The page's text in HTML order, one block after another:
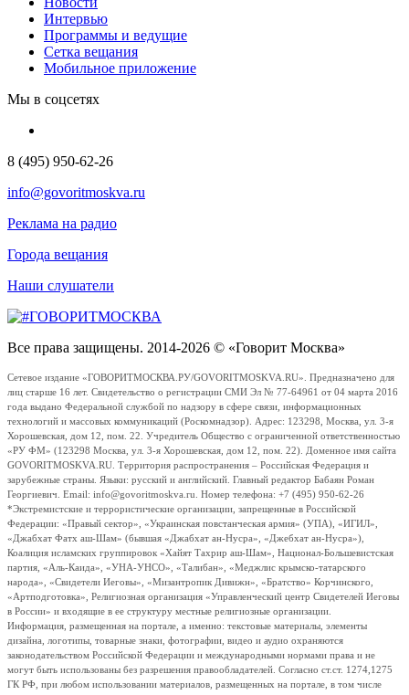
Интервью
Программы и ведущие
Сетка вещания
Мобильное приложение
Мы в соцсетях
8 (495) 950-62-26
info@govoritmoskva.ru
Реклама на радио
Города вещания
Наши слушатели
Все права защищены. 2014-2026 © «Говорит Москва»
Сетевое издание «ГОВОРИТМОСКВА.РУ/GOVORITMOSKVA.RU». Предназначено для
лиц старше 16 лет. Свидетельство о регистрации СМИ Эл № 77-64961 от 04 марта 2016
года выдано Федеральной службой по надзору в сфере связи, информационных
технологий и массовых коммуникаций (Роскомнадзор). Адрес: 123298, Москва, ул. 3-я
Хорошевская, дом 12, пом. 22. Учредитель Общество с ограниченной ответственностью
«РУ ФМ» (123298 Москва, ул. 3-я Хорошевская, дом 12, пом. 22). Доменное имя сайта
GOVORITMOSKVA.RU. Территория распространения – Российская Федерация и
зарубежные страны. Языки: русский и английский. Главный редактор Бабаян Роман
Георгиевич. Email: info@govoritmoskva.ru. Номер телефона: +7 (495) 950-62-26
*Экстремистские и террористические организации, запрещенные в Российской
Федерации: «Правый сектор», «Украинская повстанческая армия» (УПА), «ИГИЛ»,
«Джабхат Фатх аш-Шам» (бывшая «Джабхат ан-Нусра», «Джебхат ан-Нусра»),
Коалиция исламских группировок «Хайят Тахрир аш-Шам», Национал-Большевистская
партия, «Аль-Каида», «УНА-УНСО», «Талибан», «Меджлис крымско-татарского
народа», «Свидетели Иеговы», «Мизантропик Дивижн», «Братство» Корчинского,
«Артподготовка», Религиозная организация «Управленческий центр Свидетелей Иеговы
в России» и входящие в ее структуру местные религиозные организации.
Информация, размещенная на портале, а именно: текстовые материалы, элементы
дизайна, логотипы, товарные знаки, фотографии, видео и аудио охраняются
законодательством Российской Федерации и международными нормами права и не
могут быть использованы без разрешения правообладателей. Согласно ст.ст. 1274,1275
ГК РФ, при любом использовании материалов, размещенных на портале, в том числе